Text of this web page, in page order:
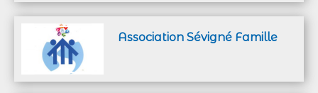
Association Sévigné Famille